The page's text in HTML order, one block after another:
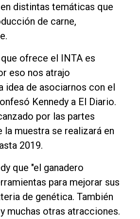
distintas temáticas que
de carne,
ofrece el INTA es
eso nos atrajo
idea de asociarnos con el
Kennedy a El Diario.
por las partes
la muestra se realizará en
2019.
que "el ganadero
para mejorar sus
de genética. También
muchas otras atracciones.